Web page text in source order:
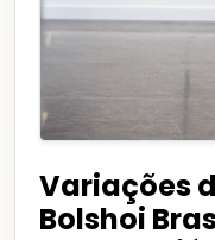
Variações
Bolshoi